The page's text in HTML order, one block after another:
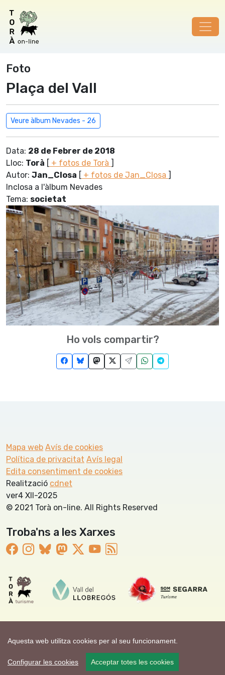
Aquesta web utilitza cookies per al seu funcionament.
Configurar les cookies Acceptar totes les cookies
Foto
Plaça del Vall
Veure àlbum Nevades - 26
Data: 28 de Febrer de 2018
Lloc: Torà [ + fotos de Torà ]
Autor: Jan_Closa [ + fotos de Jan_Closa ]
Inclosa a l'àlbum Nevades
Tema: societat
Ho vols compartir?
Mapa web Avís de cookies
Política de privacitat Avís legal
Edita consentiment de cookies
Realització cdnet
ver4 XII-2025
© 2021 Torà on-line. All Rights Reserved
Troba'ns a les Xarxes